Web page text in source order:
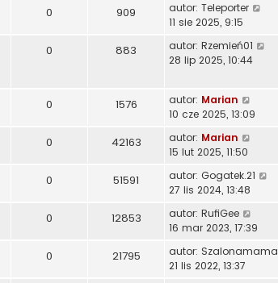
0 909 autor: Teleporter
11 sie 2025, 9:15
0 883 autor: Rzemień01
28 lip 2025, 10:44
0 1576 autor: Marian
10 cze 2025, 13:09
0 42163 autor: Marian
15 lut 2025, 11:50
0 51591 autor: Gogatek.21
27 lis 2024, 13:48
0 12853 autor: RufiGee
16 mar 2023, 17:39
0 21795 autor: Szalonamama
21 lis 2022, 13:37